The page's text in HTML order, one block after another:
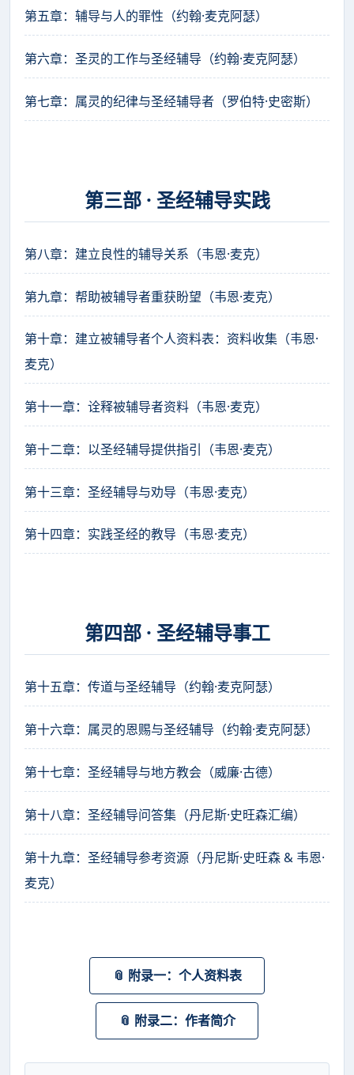
第五章：辅导与人的罪性（约翰·麦克阿瑟）
第六章：圣灵的工作与圣经辅导（约翰·麦克阿瑟）
第七章：属灵的纪律与圣经辅导者（罗伯特·史密斯）
第三部 · 圣经辅导实践
第八章：建立良性的辅导关系（韦恩·麦克）
第九章：帮助被辅导者重获盼望（韦恩·麦克）
第十章：建立被辅导者个人资料表：资料收集（韦恩·
麦克）
第十一章：诠释被辅导者资料（韦恩·麦克）
第十二章：以圣经辅导提供指引（韦恩·麦克）
第十三章：圣经辅导与劝导（韦恩·麦克）
第十四章：实践圣经的教导（韦恩·麦克）
第四部 · 圣经辅导事工
第十五章：传道与圣经辅导（约翰·麦克阿瑟）
第十六章：属灵的恩赐与圣经辅导（约翰·麦克阿瑟）
第十七章：圣经辅导与地方教会（威廉·古德）
第十八章：圣经辅导问答集（丹尼斯·史旺森汇编）
第十九章：圣经辅导参考资源（丹尼斯·史旺森 & 韦恩·
麦克）
📎 附录一：个人资料表
📎 附录二：作者简介